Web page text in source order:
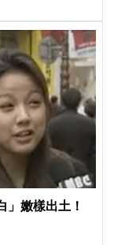
」嫩樣出土！